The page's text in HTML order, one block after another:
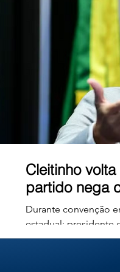
Cleitinho
partido nega
Durante convenção
estadual; presidente
deliberativa e